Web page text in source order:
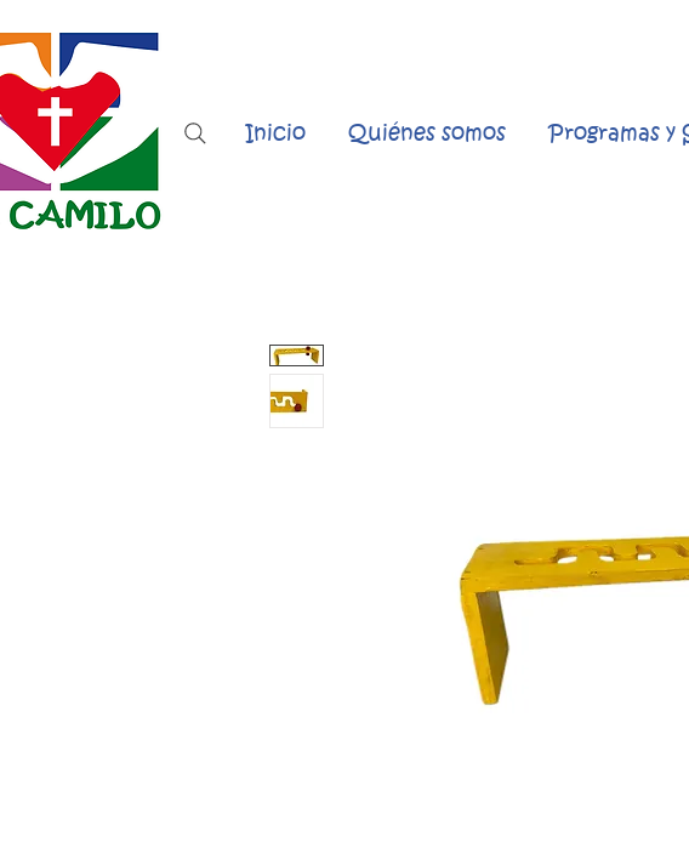
Inicio Quiénes somos Programas y